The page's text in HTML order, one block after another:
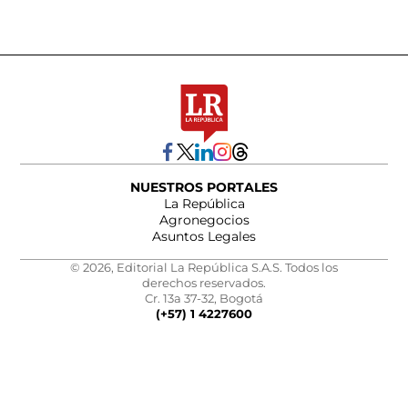
NUESTROS PORTALES
La República
Agronegocios
Asuntos Legales
© 2026, Editorial La República S.A.S. Todos los
derechos reservados.
Cr. 13a 37-32, Bogotá
(+57) 1 4227600